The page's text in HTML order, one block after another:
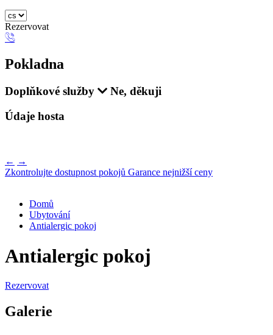
Rezervovat
Pokladna
Doplňkové služby
Ne, děkuji
Údaje hosta
← →
Zkontrolujte dostupnost pokojů Garance nejnižší ceny
Domů
Ubytování
Antialergic pokoj
Antialergic pokoj
Rezervovat
Galerie